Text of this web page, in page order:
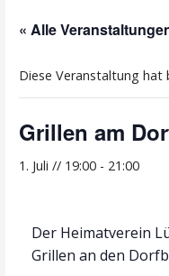
Lützel
« Alle
Diese Veranstaltung
Grillen am
1. Juli // 19:00- 21:00
Der Heimatverein
Grillen an den